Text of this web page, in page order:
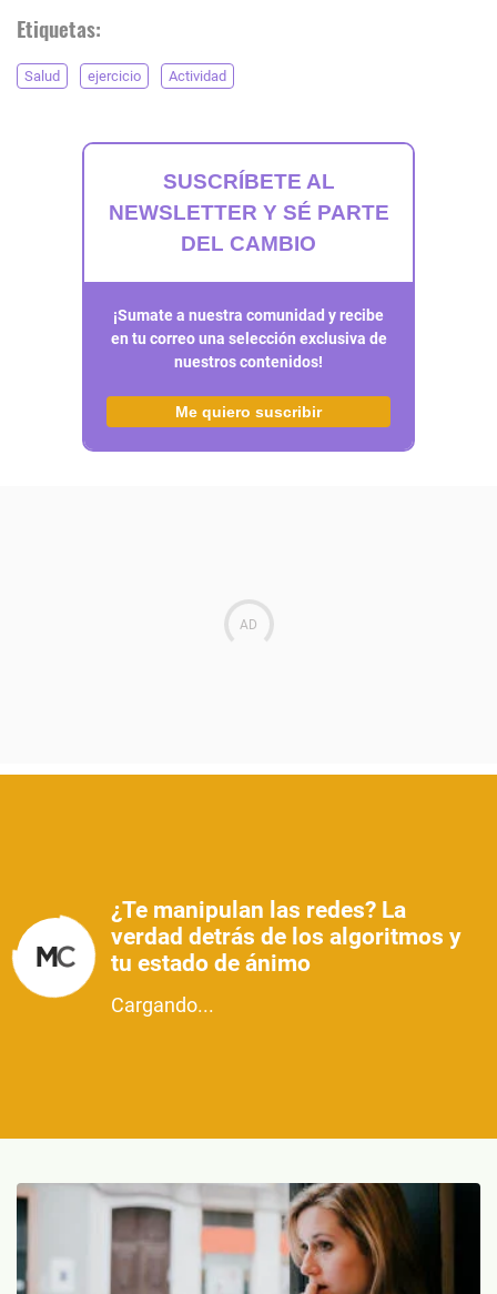
Etiquetas:
Salud ejercicio Actividad
SUSCRÍBETE AL
NEWSLETTER Y SÉ PARTE
DEL CAMBIO
¡Sumate a nuestra comunidad y recibe
en tu correo una selección exclusiva de
nuestros contenidos!
Me quiero suscribir
¿Te manipulan las redes? La
verdad detrás de los algoritmos y
tu estado de ánimo
Cargando...